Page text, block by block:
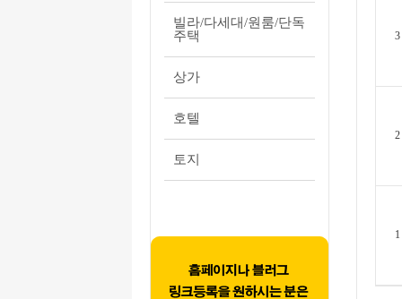
빌라/다세대/원룸/단독
주택
상가
호텔
토지
3
2
1